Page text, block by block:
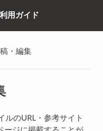
用ガイド
・編集
ルのURL・参考サイト